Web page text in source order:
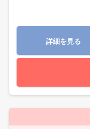
詳細を見る